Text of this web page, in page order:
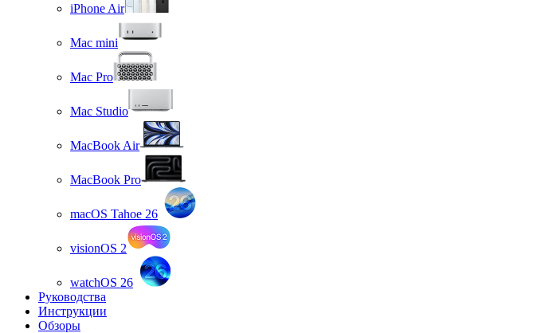
iPhone Air
Mac mini
Mac Pro
Mac Studio
MacBook Air
MacBook Pro
macOS Tahoe 26
visionOS 2
watchOS 26
Руководства
Инструкции
Обзоры